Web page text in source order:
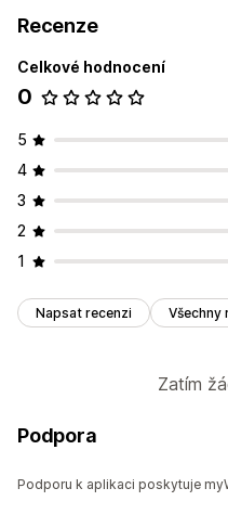
Recenze
Celkové hodnocení
0
5
4
3
2
1
Napsat recenzi Všechny
Zatím
Podpora
Podporu k aplikaci poskytuje